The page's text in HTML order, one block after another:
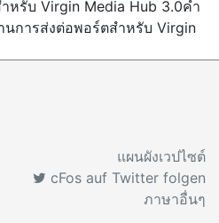
หรับ Virgin Media Hub 3.0คำ
นการส่งต่อพอร์ตสำหรับ Virgin
แผนผังเวปไซต์
cFos auf Twitter folgen
ภาษาอื่นๆ